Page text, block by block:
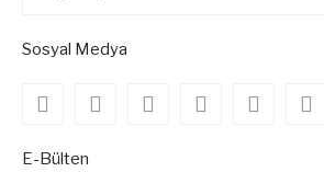
Sosyal Medya
E-Bülten